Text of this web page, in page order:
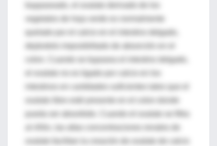
baypaseado, el oxalato derivado de los
vegetales de hoja verde es normalmente
quelado por el calcio en el intestino delgado,
dejándolo imposibilitado de absorción en el
colon. Cuando se bypasea el intestino delgado,
el oxalato no es ligado por calcio en los